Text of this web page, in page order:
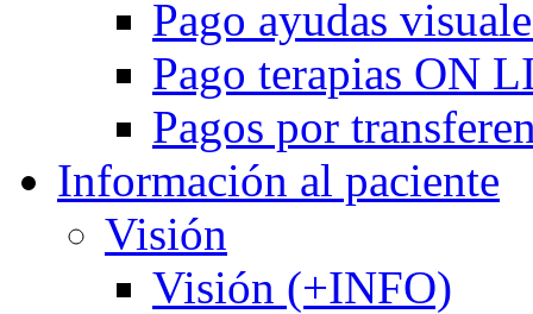
Pago ayudas
Pago terapias ON
Pagos por
Información al paciente
Visión
Visión (+INFO)